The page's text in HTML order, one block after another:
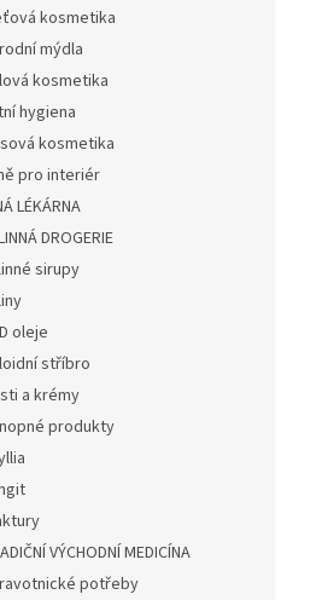
kosmetika
mýdla
kosmetika
hygiena
kosmetika
pro interiér
LÉKÁRNA
DROGERIE
sirupy
oleje
stříbro
a krémy
produkty
VÝCHODNÍ MEDICÍNA
potřeby